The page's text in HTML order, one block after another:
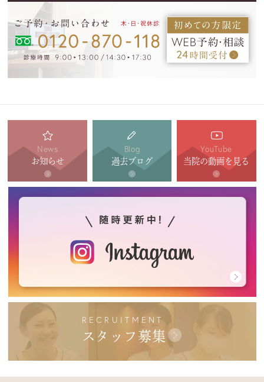
News
お知らせ
Blog
過去ブログ
YouTube
当院の動画を見る
RECRUITMENT
スタッフ募集